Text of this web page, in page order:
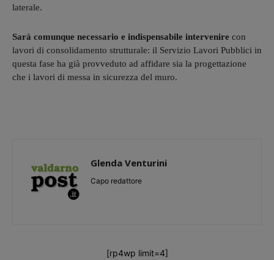
laterale.
Sarà comunque necessario e indispensabile intervenire con
lavori di consolidamento strutturale: il Servizio Lavori Pubblici in
questa fase ha già provveduto ad affidare sia la progettazione
che i lavori di messa in sicurezza del muro.
Glenda Venturini
Capo redattore
[rp4wp limit=4]